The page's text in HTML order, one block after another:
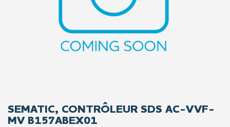
SEMATIC, CONTRÔLEUR SDS AC-VVF-
MV B157ABEX01